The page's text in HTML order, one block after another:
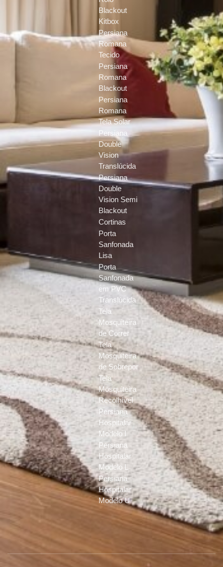
Blackout
Kitbox
Persiana
Romana
Tecido
Persiana
Romana
Blackout
Persiana
Romana
Tela Solar
Persiana
Double
Vision
Translúcida
Persiana
Double
Vision Semi
Blackout
Cortinas
Porta
Sanfonada
Lisa
Porta
Sanfonada
em PVC
Translúcida
Tela
Mosquiteira
de Correr
Tela
Mosquiteira
de Sobrepor
Tela
Mosquiteira
Recolhível
Persiana
Hospitalar
Modelo I
Persiana
Hospitalar
Modelo L
Persiana
Hospitalar
Modelo U